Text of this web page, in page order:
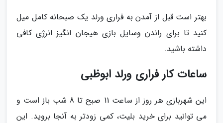
بهتر است قبل از آمدن به فراری ورلد یک صبحانه کامل میل
کنید تا برای راندن وسایل بازی هیجان انگیز انرژی کافی
داشته باشید.
ساعات کار فراری ورلد ابوظبی
این شهربازی هر روز از ساعت 11 صبح تا 8 شب باز است و
می توانید برای خرید بلیت، کمی زودتر به آنجا بروید. این